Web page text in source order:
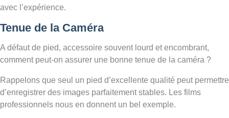
avec l’expérience.
Tenue de la Caméra
A défaut de pied, accessoire souvent lourd et encombrant,
comment peut-on assurer une bonne tenue de la caméra ?
Rappelons que seul un pied d’excellente qualité peut permettre
d’enregistrer des images parfaitement stables. Les films
professionnels nous en donnent un bel exemple.